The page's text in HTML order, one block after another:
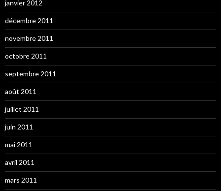
janvier 2012
décembre 2011
novembre 2011
octobre 2011
septembre 2011
août 2011
juillet 2011
juin 2011
mai 2011
avril 2011
mars 2011